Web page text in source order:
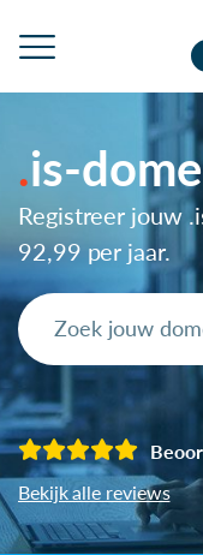
is-
Registreer jouw
92,99 per jaar.
Bekijk alle reviews